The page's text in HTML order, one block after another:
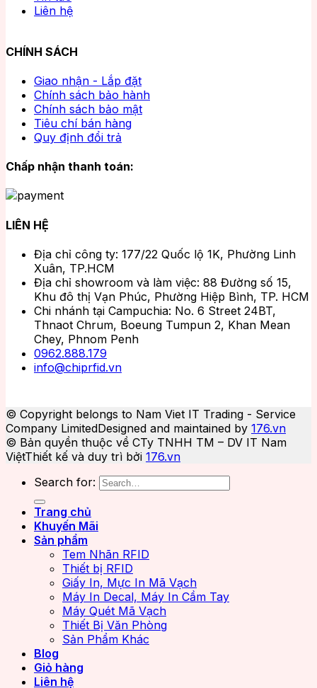
Liên hệ
CHÍNH SÁCH
Giao nhận - Lắp đặt
Chính sách bảo hành
Chính sách bảo mật
Tiêu chí bán hàng
Quy định đổi trả
Chấp nhận thanh toán:
LIÊN HỆ
Địa chỉ công ty: 177/22 Quốc lộ 1K, Phường Linh
Xuân, TP.HCM
Địa chỉ showroom và làm việc: 88 Đường số 15,
Khu đô thị Vạn Phúc, Phường Hiệp Bình, TP. HCM
Chi nhánh tại Campuchia: No. 6 Street 24BT,
Thnaot Chrum, Boeung Tumpun 2, Khan Mean
Chey, Phnom Penh
0962.888.179
info@chiprfid.vn
© Copyright belongs to Nam Viet IT Trading - Service
Company LimitedDesigned and maintained by 176.vn
© Bản quyền thuộc về CTy TNHH TM – DV IT Nam
ViệtThiết kế và duy trì bởi 176.vn
Search for:
Trang chủ
Khuyến Mãi
Sản phẩm
Tem Nhãn RFID
Thiết bị RFID
Giấy In, Mực In Mã Vạch
Máy In Decal, Máy In Cầm Tay
Máy Quét Mã Vạch
Thiết Bị Văn Phòng
Sản Phẩm Khác
Blog
Giỏ hàng
Liên hệ